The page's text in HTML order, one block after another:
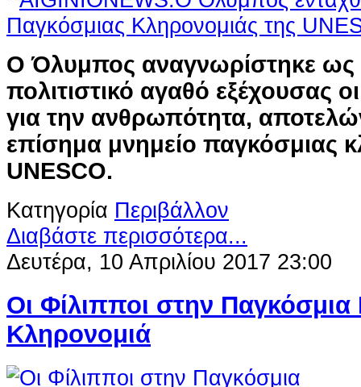
Ο Όλυμπος αναγνωρίστηκε ως
πολιτιστικό αγαθό εξέχουσας
για την ανθρωπότητα,
επίσημα μνημείο παγκόσμιας
UNESCO.
Κατηγορία Περιβάλλον
Διαβάστε περισσότερα...
Δευτέρα, 10 Απριλίου 2017 23:00
Οι Φίλιπποι στην Παγκόσμια
Κληρονομιά